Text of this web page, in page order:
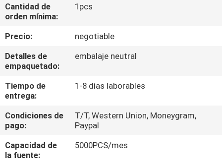
A
LA
FÁBRICA
CONTROL
DE
CALIDAD
CONTÁCTENOS
Cantidad de
orden mínima:
1pcs
Precio:
negotiable
Detalles de
empaquetado:
embalaje neutral
Tiempo de
entrega:
1-8 días laborables
Condiciones de
pago:
T/T, Western Union, Moneygram,
Paypal
Capacidad de
la fuente:
5000PCS/mes